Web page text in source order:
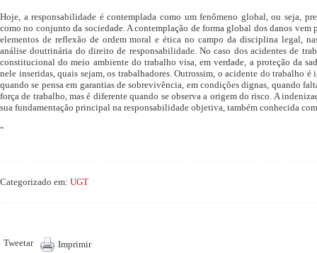
Hoje, a responsabilidade é contemplada como um fenômeno global, ou seja,
como no conjunto da sociedade. A contemplação de forma global dos danos vem
elementos de reflexão de ordem moral e ética no campo da disciplina legal,
análise doutrinária do direito de responsabilidade. No caso dos acidentes de
constitucional do meio ambiente do trabalho visa, em verdade, a proteção da
nele inseridas, quais sejam, os trabalhadores. Outrossim, o acidente do trabalho
quando se pensa em garantias de sobrevivência, em condições dignas, quando
força de trabalho, mas é diferente quando se observa a origem do risco. A
sua fundamentação principal na responsabilidade objetiva, também conhecida
"
Categorizado em: UGT
Tweetar Imprimir